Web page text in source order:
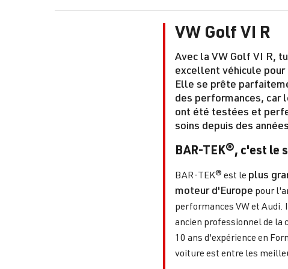
VW Golf VI R
Avec la VW Golf VI R,
excellent véhicule pour
Elle se prête
des performances, car
ont été testées et
soins depuis des
BAR-TEK®, c'est le
BAR-TEK® est le plus
moteur d'Europe pour
performances VW et Audi.
ancien professionnel de la
10 ans d'expérience en
voiture est entre les